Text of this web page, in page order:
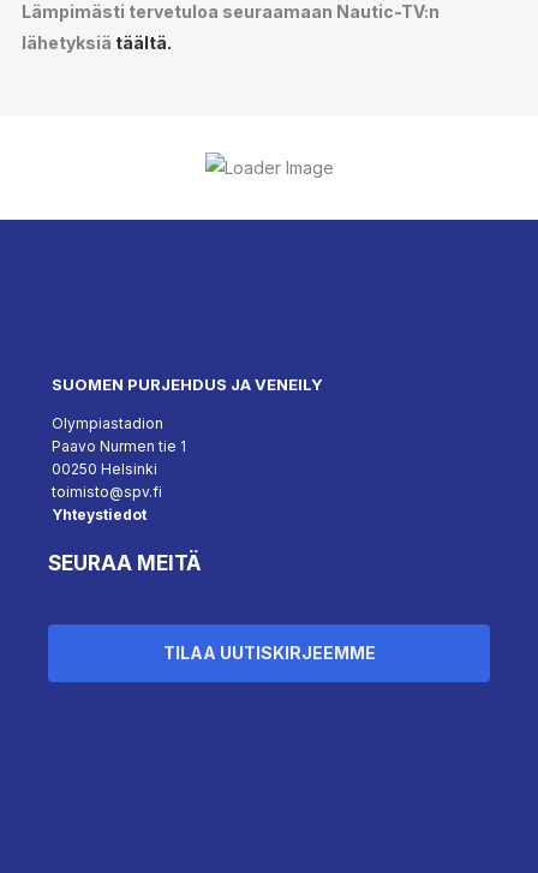
Lämpimästi tervetuloa seuraamaan Nautic-TV:n
lähetyksiä täältä.
SUOMEN PURJEHDUS JA VENEILY
Olympiastadion
Paavo Nurmen tie 1
00250 Helsinki
toimisto@spv.fi
Yhteystiedot
SEURAA MEITÄ
TILAA UUTISKIRJEEMME